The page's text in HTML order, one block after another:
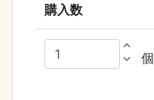
購入数
expand_less
expand_more
個